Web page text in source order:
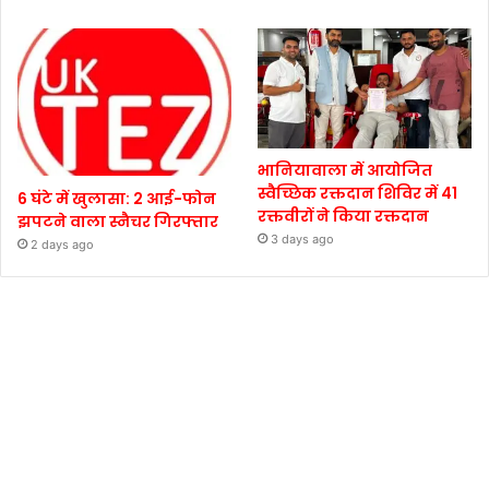
6 घंटे में खुलासा: 2 आई-फोन
झपटने वाला स्नैचर गिरफ्तार
2 days ago
भानियावाला में आयोजित
स्वैच्छिक रक्तदान शिविर में 41
रक्तवीरों ने किया रक्तदान
3 days ago